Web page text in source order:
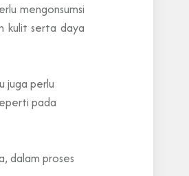
mengonsumsi
kulit serta daya
juga perlu
pada
dalam proses